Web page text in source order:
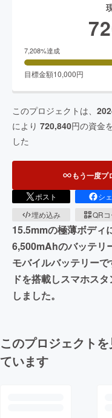
7,208%達成
目標金額10,000円
このプロジェクトは、
により 720,840円の資金
した
もう一度プ
ポスト シ
埋め込み
QR
15.5mmの極薄ボディ
6,500mAhのバッテリ
モバイルバッテリー
ドを搭載しスマホス
しました。
このプロジェクト
ています